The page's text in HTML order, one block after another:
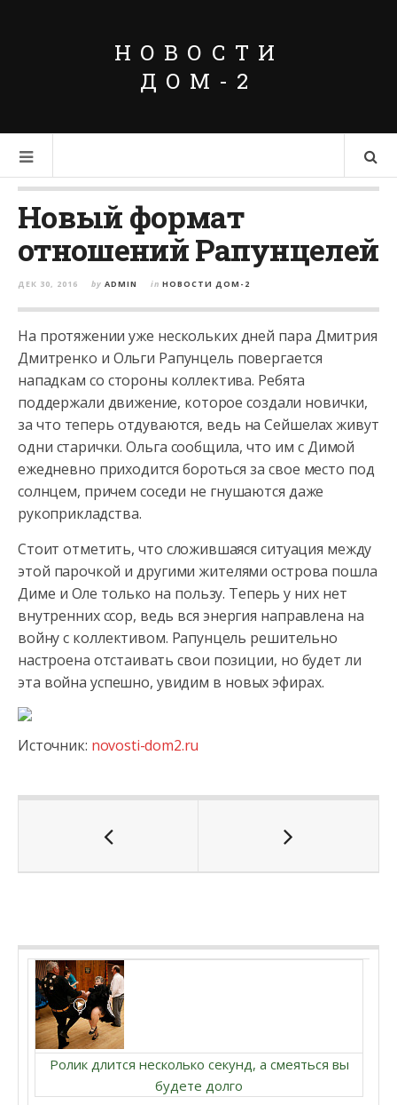
НОВОСТИ
ДОМ-2
Новый формат
отношений Рапунцелей
ДЕК 30, 2016 by ADMIN in НОВОСТИ ДОМ-2
На протяжении уже нескольких дней пара Дмитрия
Дмитренко и Ольги Рапунцель повергается
нападкам со стороны коллектива. Ребята
поддержали движение, которое создали новички,
за что теперь отдуваются, ведь на Сейшелах живут
одни старички. Ольга сообщила, что им с Димой
ежедневно приходится бороться за свое место под
солнцем, причем соседи не гнушаются даже
рукоприкладства.
Стоит отметить, что сложившаяся ситуация между
этой парочкой и другими жителями острова пошла
Диме и Оле только на пользу. Теперь у них нет
внутренних ссор, ведь вся энергия направлена на
войну с коллективом. Рапунцель решительно
настроена отстаивать свои позиции, но будет ли
эта война успешно, увидим в новых эфирах.
Источник: novosti-dom2.ru
Ролик длится несколько секунд, а смеяться вы
будете долго